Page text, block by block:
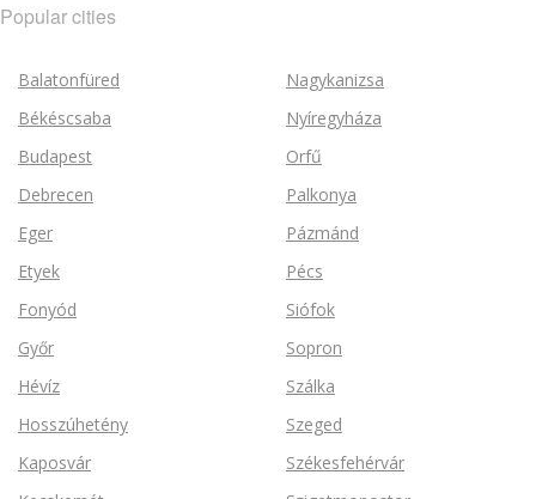
Popular cities
Balatonfüred
Békéscsaba
Budapest
Debrecen
Eger
Etyek
Fonyód
Győr
Hévíz
Hosszúhetény
Kaposvár
Nagykanizsa
Nyíregyháza
Orfű
Palkonya
Pázmánd
Pécs
Siófok
Sopron
Szálka
Szeged
Székesfehérvár